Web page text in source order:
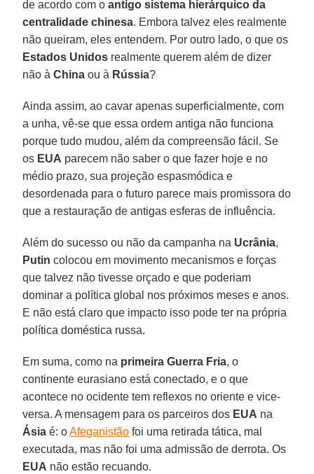
de acordo com oantigo sistema hierárquico da
centralidade chinesa. Embora talvez eles realmente
não queiram, eles entendem. Por outro lado, o que os
Estados Unidos realmente querem além de dizer
não àChina ou à Rússia?
Ainda assim, ao cavar apenas superficialmente, com
a unha, vê-se que essa ordem antiga não funciona
porque tudo mudou, além da compreensão fácil. Se
os EUA parecem não saber o que fazer hoje e no
médio prazo, sua projeção espasmódica e
desordenada para o futuro parece mais promissora do
que a restauração de antigas esferas de influência.
Além do sucesso ou não da campanha na Ucrânia,
Putin colocou em movimento mecanismos e forças
que talvez não tivesse orçado e que poderiam
dominar a política global nos próximos meses e anos.
E não está claro que impacto isso pode ter na própria
política doméstica russa.
Em suma, como na primeira Guerra Fria, o
continente eurasiano está conectado, e o que
acontece no ocidente tem reflexos no oriente e vice-
versa. A mensagem para os parceiros dos EUA na
Ásia é: oAfeganistão foi uma retirada tática, mal
executada, mas não foi uma admissão de derrota. Os
EUA não estão recuando.